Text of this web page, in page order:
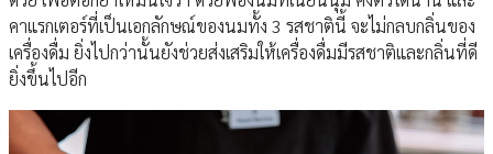
คาแรกเตอร์ที่เป็นเอกลักษณ์ของนมทั้ง 3 รสชาตินี้ จะไม่กลบกลิ่นของ
เครื่องดื่ม ยิ่งไปกว่านั้นยังช่วยส่งเสริมให้เครื่องดื่มมีรสชาติและกลิ่นที่ดี
ยิ่งขึ้นไปอีก